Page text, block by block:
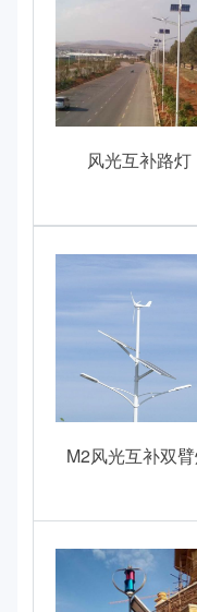
风光互补路灯
M2风光互补双